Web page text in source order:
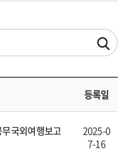
등록일
국외여행보고
2025-0
7-16